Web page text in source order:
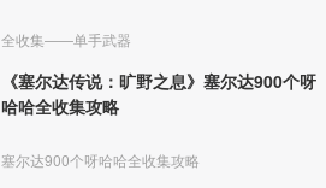
全收集——单手武器
《塞尔达传说：旷野之息》塞尔达900个呀
哈哈全收集攻略
塞尔达900个呀哈哈全收集攻略